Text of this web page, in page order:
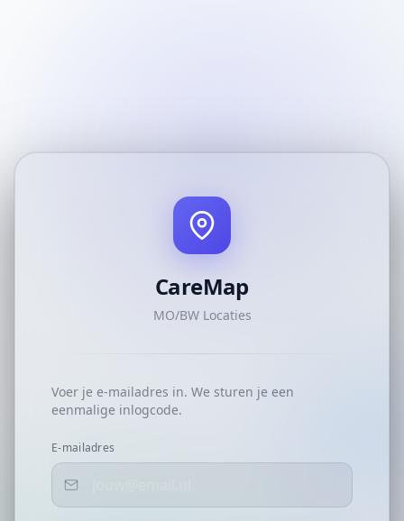
CareMap
MO/BW Locaties
Voer je e-mailadres in. We sturen je een
eenmalige inlogcode.
E-mailadres